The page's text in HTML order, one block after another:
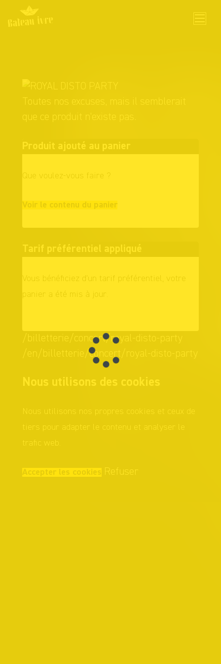
content
Toutes nos excuses, mais il semblerait
que ce produit n'existe pas.
Produit ajouté au panier
Que voulez-vous faire ?
Voir le contenu du panier
Tarif préférentiel appliqué
Vous bénéficiez d'un tarif préférentiel, votre
panier a été mis à jour.
/billetterie/concert/royal-disto-party
/en/billetterie/concert/royal-disto-party
Nous utilisons des cookies
Nous utilisons nos propres cookies et ceux de
tiers pour adapter le contenu et analyser le
trafic web.
Accepter les cookies Refuser